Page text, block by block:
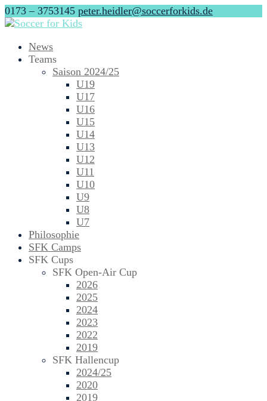
0173 – 3753145 peter.heidler@soccerforkids.de
News
Teams
Saison 2024/25
U19
U17
U16
U15
U14
U13
U12
U11
U10
U9
U8
U7
Philosophie
SFK Camps
SFK Cups
SFK Open-Air Cup
2026
2025
2024
2023
2022
2019
SFK Hallencup
2024/25
2020
2019